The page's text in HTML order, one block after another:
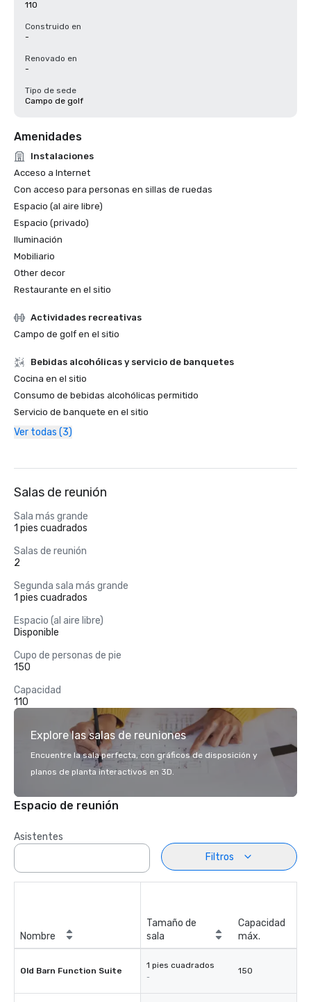
110
Construido en
-
Renovado en
-
Tipo de sede
Campo de golf
Amenidades
Instalaciones
Acceso a Internet
Con acceso para personas en sillas de ruedas
Espacio (al aire libre)
Espacio (privado)
Iluminación
Mobiliario
Other decor
Restaurante en el sitio
Actividades recreativas
Campo de golf en el sitio
Bebidas alcohólicas y servicio de banquetes
Cocina en el sitio
Consumo de bebidas alcohólicas permitido
Servicio de banquete en el sitio
Ver todas (3)
Salas de reunión
Sala más grande
1 pies cuadrados
Salas de reunión
2
Segunda sala más grande
1 pies cuadrados
Espacio (al aire libre)
Disponible
Cupo de personas de pie
150
Capacidad
110
Explore las salas de reuniones
Encuentre la sala perfecta, con gráficos de disposición y
planos de planta interactivos en 3D.
Espacio de reunión
Asistentes
Filtros
Nombre
Tamaño de
sala
Capacidad
máx.
Old Barn Function Suite
1 pies cuadrados
-
150